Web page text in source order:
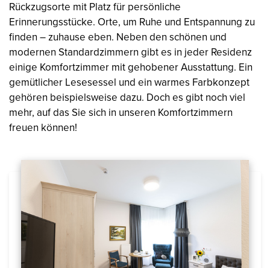
Rückzugsorte mit Platz für persönliche
Erinnerungsstücke. Orte, um Ruhe und Entspannung zu
finden – zuhause eben. Neben den schönen und
modernen Standardzimmern gibt es in jeder Residenz
einige Komfortzimmer mit gehobener Ausstattung. Ein
gemütlicher Lesesessel und ein warmes Farbkonzept
gehören beispielsweise dazu. Doch es gibt noch viel
mehr, auf das Sie sich in unseren Komfortzimmern
freuen können!